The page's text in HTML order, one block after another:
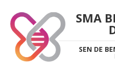
SMA
SEN DE